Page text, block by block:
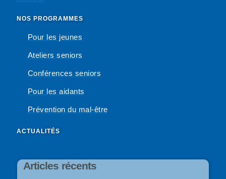
NOS PROGRAMMES
Pour les jeunes
Ateliers seniors
Conférences seniors
Pour les aidants
Prévention du mal-être
ACTUALITÉS
Articles récents